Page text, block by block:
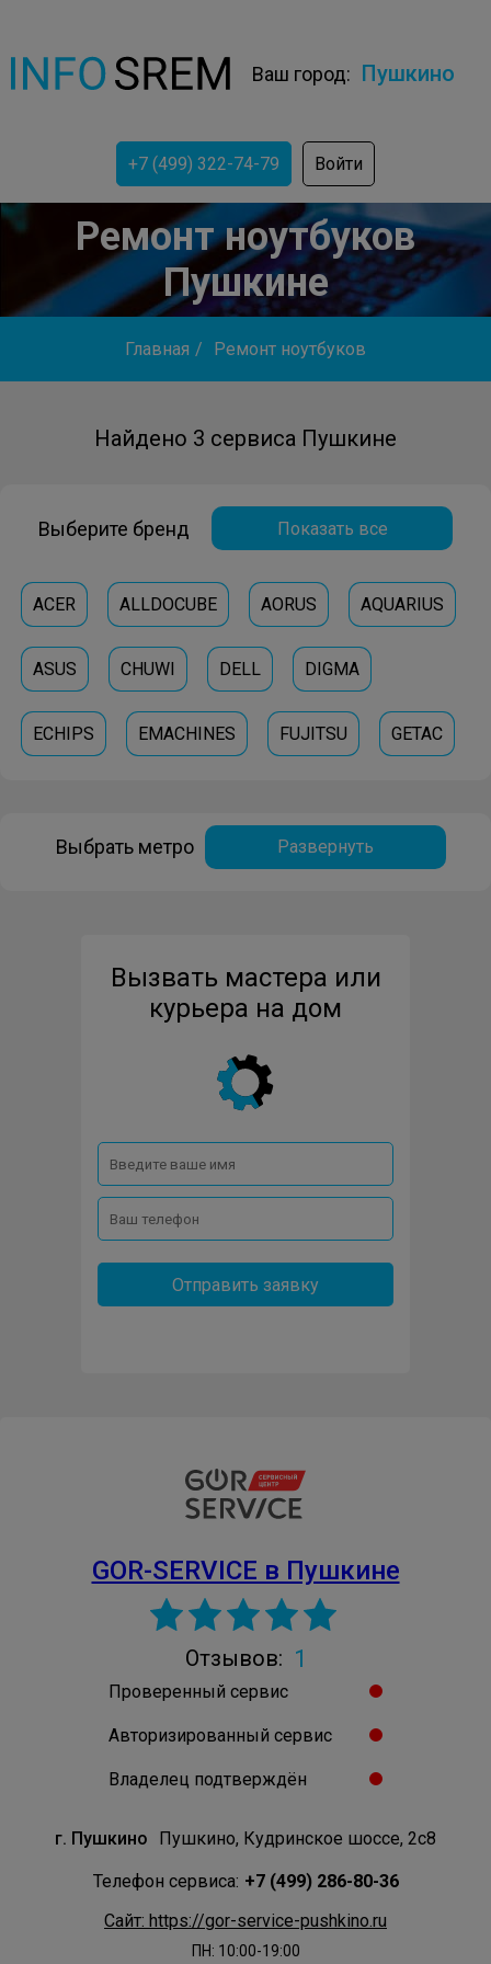
Ваш город: Пушкино
+7 (499) 322-74-79 Войти
Ремонт ноутбуков
Пушкине
Главная / Ремонт ноутбуков
Найдено 3 сервиса Пушкине
Выберите бренд Показать все
ACER ALLDOCUBE AORUS AQUARIUS
ASUS CHUWI DELL DIGMA
ECHIPS EMACHINES FUJITSU GETAC
IRBIS
PANASONIC PHILIPS PRESTIGIO
ROVERBOOK
Выбрать метро Развернуть
GOR-SERVICE в Пушкине
Отзывов: 1
Проверенный сервис
Авторизированный сервис
Владелец подтверждён
г. Пушкино Пушкино, Кудринское шоссе, 2с8
Телефон сервиса: +7 (499) 286-80-36
Сайт: https://gor-service-pushkino.ru
ПН: 10:00-19:00
Вызвать мастера или
курьера на дом
Отправить заявку